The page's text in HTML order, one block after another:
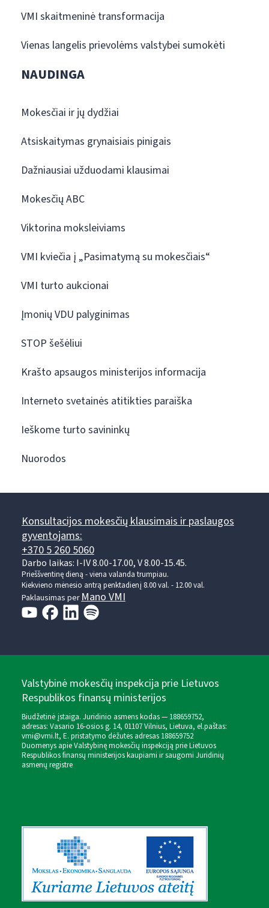
VMI skaitmeninė transformacija
Vienas langelis prievolėms valstybei sumokėti
NAUDINGA
Mokesčiai ir jų dydžiai
Atsiskaitymas grynaisiais pinigais
Dažniausiai užduodami klausimai
Mokesčių ABC
Viktorina moksleiviams
VMI kviečia į „Pasimatymą su mokesčiais“
VMI turto aukcionai
Įmonių VDU palyginimas
STOP šešėliui
Krašto apsaugos ministerijos informacija
Interneto svetainės atitikties paraiška
Ieškome turto savininkų
Nuorodos
Konsultacijos mokesčių klausimais ir paslaugos
gyventojams:
+370 5 260 5060
Darbo laikas: I-IV 8.00-17.00, V 8.00-15.45.
Prieššventinę dieną - viena valanda trumpiau.
Kiekvieno mėnesio antrą penktadienį 8.00 val. - 12.00 val.
Paklausimas perMano VMI
Valstybinė mokesčių inspekcija prie Lietuvos
Respublikos finansų ministerijos
Biudžetinė įstaiga. Juridinio asmens kodas — 188659752,
adresas: Vasario 16-osios g. 14, 01107 Vilnius, Lietuva, el.paštas:
vmi@vmi.lt, E. pristatymo dėžutės adresas 188659752
Duomenys apie Valstybinę mokesčių inspekciją prie Lietuvos
Respublikos finansų ministerijos kaupiami ir saugomi Juridinių
asmenų registre